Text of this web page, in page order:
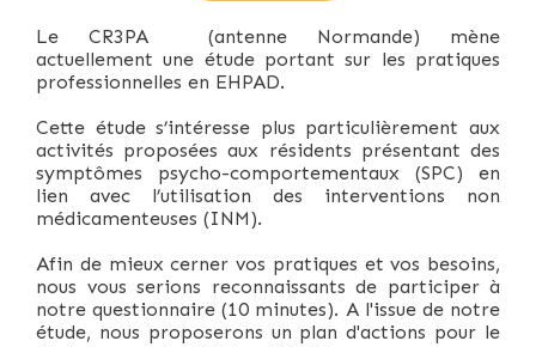
Le CR3PA (antenne Normande) mène
actuellement une étude portant sur les pratiques
professionnelles en EHPAD.
Cette étude s’intéresse plus particulièrement aux
activités proposées aux résidents présentant des
symptômes psycho-comportementaux (SPC) en
lien avec l’utilisation des interventions non
médicamenteuses (INM).
Afin de mieux cerner vos pratiques et vos besoins,
nous vous serions reconnaissants de participer à
notre questionnaire (10 minutes). A l'issue de notre
étude, nous proposerons un plan d'actions pour le